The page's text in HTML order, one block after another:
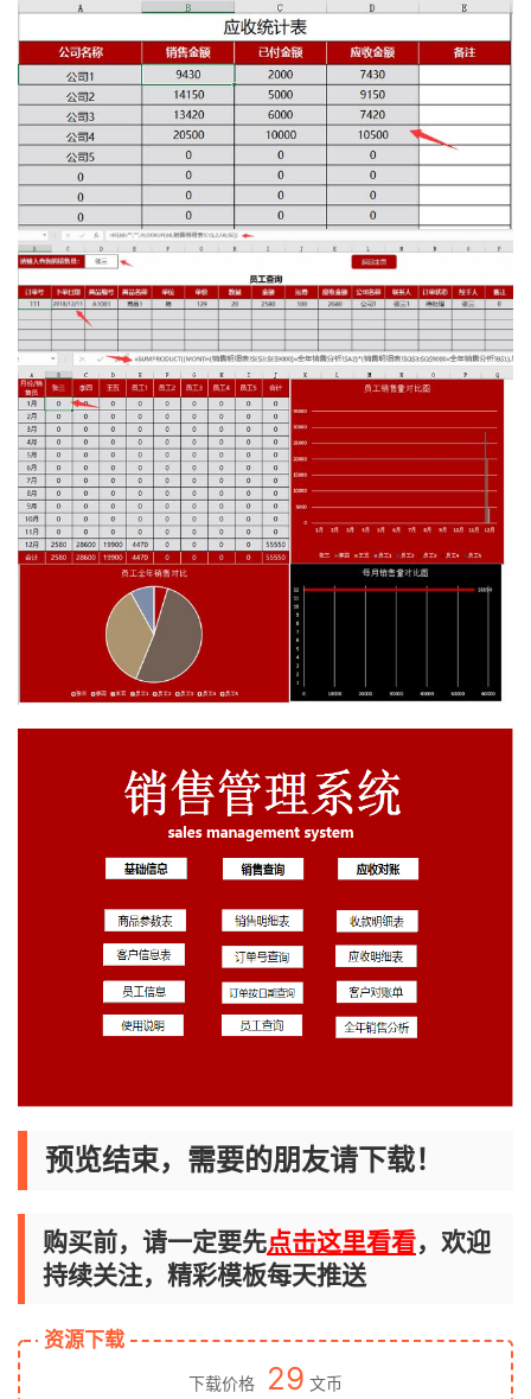
预览结束，需要的朋友请下载！
购买前，请一定要先点击这里看看，欢迎
持续关注，精彩模板每天推送
资源下载
下载价格 29 文币